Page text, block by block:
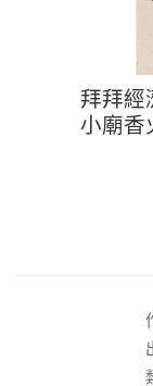
拜拜經
小廟香